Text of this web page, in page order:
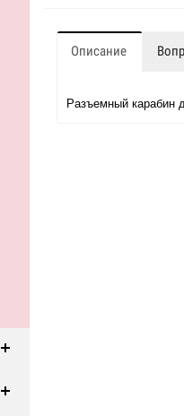
Описание
Разъемный карабин